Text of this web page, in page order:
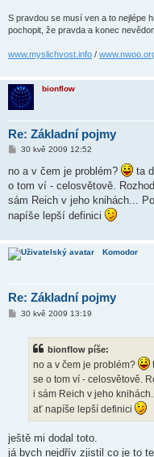
S pravdou se musí ven a to nejlépe
pochopit, že pravda a konec
www.myslichvost.info /
bionflow
Re: Základní pojmy
P
í
s
p
ě
v
e
30 kvě 2009 12:52
no a v čem je problém?
ta
o tom ví - celosvětově.
sám Reich v jeho knihách...
napíše lepší definici
Komodor
Re: Základní pojmy
P30 kvě 2009 13:19
bionflow píše:
no a v čem je problém?
se o tom ví - celosvětově.
i sám Reich v jeho
ať napíše lepší definici
ještě mi dodal toto.
já bych nejdřív zjistil co je to